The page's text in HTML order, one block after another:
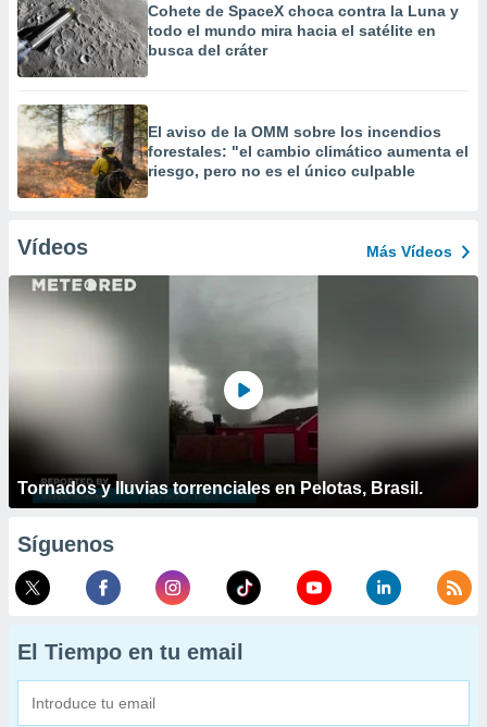
Cohete de SpaceX choca contra la Luna y
todo el mundo mira hacia el satélite en
busca del cráter
El aviso de la OMM sobre los incendios
forestales: "el cambio climático aumenta el
riesgo, pero no es el único culpable
Vídeos Más Vídeos
Tornados y lluvias torrenciales en Pelotas, Brasil.
Síguenos
El Tiempo en tu email